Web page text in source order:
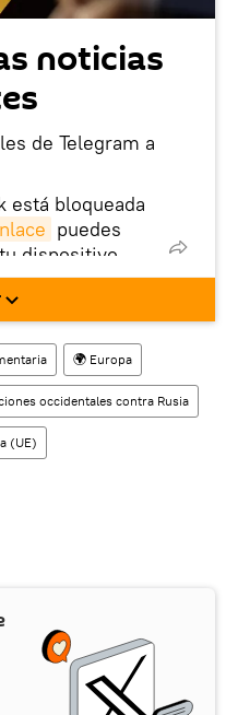
noticias
de Telegram a
está bloqueada
puedes
dispositivo
en la red
🌍 Europa
occidentales contra Rusia
(UE)